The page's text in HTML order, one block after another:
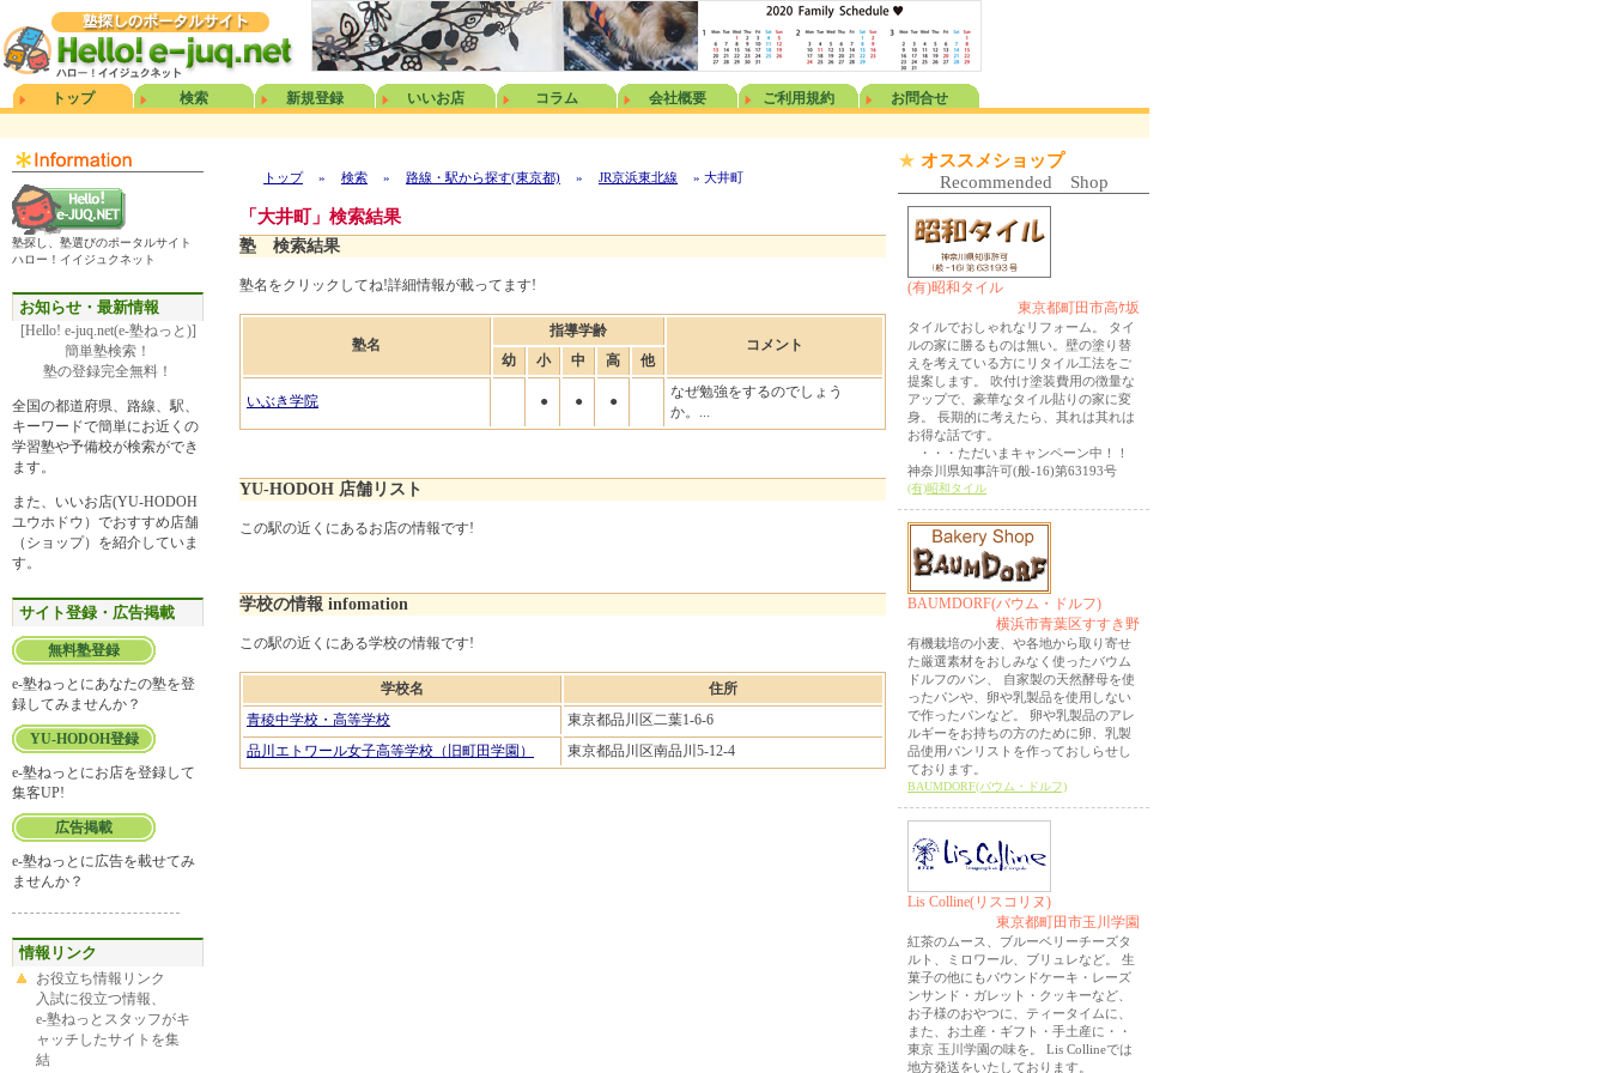
トップ 検索 新規登録 いいお店 コラム 会社概要 ご利用規約 お問合せ
塾探し、塾選びのポータルサイト
ハロー！イイジュクネット
お知らせ・最新情報
[Hello! e-juq.net(e-塾ねっと)]
簡単塾検索！
塾の登録完全無料！
全国の都道府県、路線、駅、
キーワードで簡単にお近くの
学習塾や予備校が検索ができ
ます。
また、いいお店(YU-HODOH
ユウホドウ）でおすすめ店舗
（ショップ）を紹介していま
す。
サイト登録・広告掲載
無料塾登録
e-塾ねっとにあなたの塾を登
録してみませんか？
YU-HODOH登録
e-塾ねっとにお店を登録して
集客UP!
広告掲載
e-塾ねっとに広告を載せてみ
ませんか？
情報リンク
お役立ち情報リンク
入試に役立つ情報、
e-塾ねっとスタッフがキ
ャッチしたサイトを集
結
トップ » 検索 » 路線・駅から探す(東京都) » JR京浜東北線 » 大井町
「大井町」検索結果
塾 検索結果
塾名をクリックしてね!詳細情報が載ってます!
塾名
指導学齢
コメント
幼
小 中 高 他
いぶき学院 ● ● ●
なぜ勉強をするのでしょう
か。...
YU-HODOH 店舗リスト
この駅の近くにあるお店の情報です!
学校の情報 infomation
この駅の近くにある学校の情報です!
学校名
住所
青稜中学校・高等学校
東京都品川区二葉1-6-6
品川エトワール女子高等学校（旧町田学園）
東京都品川区南品川5-12-4
★ オススメショップ
Recommended Shop
(有)昭和タイル
東京都町田市高ｹ坂
タイルでおしゃれなリフォーム。 タイ
ルの家に勝るものは無い。壁の塗り替
えを考えている方にリタイル工法をご
提案します。 吹付け塗装費用の徴量な
アップで、豪華なタイル貼りの家に変
身。 長期的に考えたら、其れは其れは
お得な話です。
・・・ただいまキャンペーン中！！
神奈川県知事許可(般-16)第63193号
(有)昭和タイル
BAUMDORF(バウム・ドルフ)
横浜市青葉区すすき野
有機栽培の小麦、や各地から取り寄せ
た厳選素材をおしみなく使ったバウム
ドルフのパン、 自家製の天然酵母を使
ったパンや、卵や乳製品を使用しない
で作ったパンなど。 卵や乳製品のアレ
ルギーをお持ちの方のために卵、乳製
品使用パンリストを作っておしらせし
ております。
BAUMDORF(バウム・ドルフ)
Lis Colline(リスコリヌ)
東京都町田市玉川学園
紅茶のムース、ブルーベリーチーズタ
ルト、ミロワール、ブリュレなど。 生
菓子の他にもパウンドケーキ・レーズ
ンサンド・ガレット・クッキーなど、
お子様のおやつに、ティータイムに、
また、お土産・ギフト・手土産に・・
東京 玉川学園の味を。 Lis Collineでは
地方発送をいたしております。